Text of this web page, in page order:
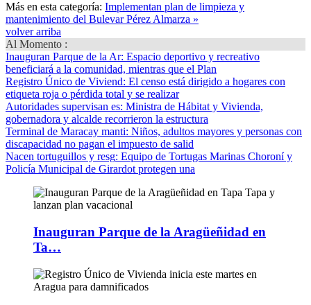
Más en esta categoría: Implementan plan de limpieza y
mantenimiento del Bulevar Pérez Almarza »
volver arriba
Al Momento :
Inauguran Parque de la Ar: Espacio deportivo y recreativo
beneficiará a la comunidad, mientras que el Plan
Registro Único de Viviend: El censo está dirigido a hogares con
etiqueta roja o pérdida total y se realizar
Autoridades supervisan es: Ministra de Hábitat y Vivienda,
gobernadora y alcalde recorrieron la estructura
Terminal de Maracay manti: Niños, adultos mayores y personas con
discapacidad no pagan el impuesto de salid
Nacen tortuguillos y resg: Equipo de Tortugas Marinas Choroní y
Policía Municipal de Girardot protegen una
Inauguran Parque de la Aragüeñidad en
Ta…